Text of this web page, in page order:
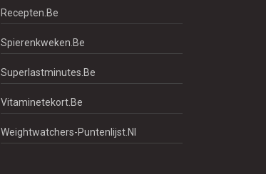
Recepten.be
Spierenkweken.be
Superlastminutes.be
Vitaminetekort.be
Weightwatchers-Puntenlijst.nl